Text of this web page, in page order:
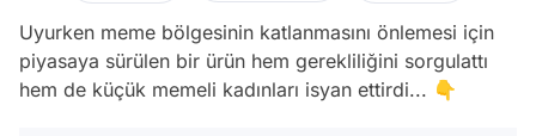
Uyurken meme bölgesinin katlanmasını önlemesi için
piyasaya sürülen bir ürün hem gerekliliğini sorgulattı
hem de küçük memeli kadınları isyan ettirdi... 👇